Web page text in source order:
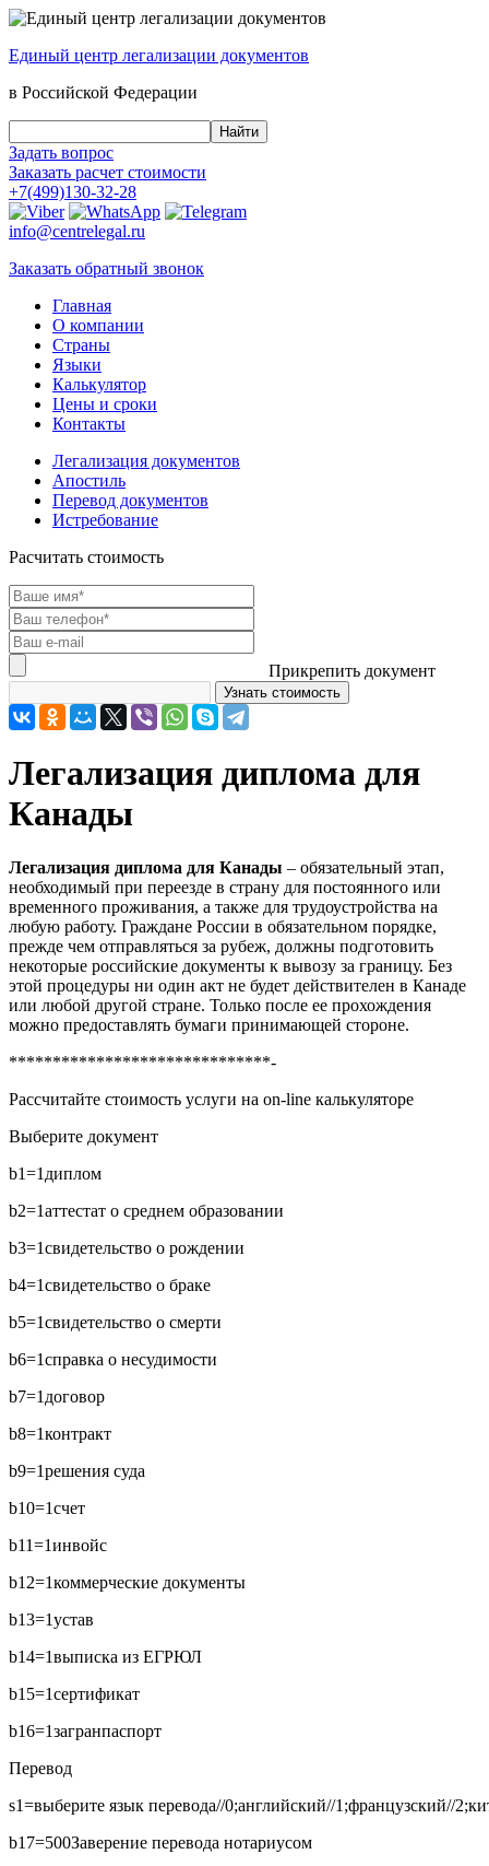
Единый центр легализации документов
в Российской Федерации
Задать вопрос
Заказать расчет стоимости
+7(499)130-32-28
info@centrelegal.ru
Заказать обратный звонок
Главная
О компании
Страны
Языки
Калькулятор
Цены и сроки
Контакты
Легализация документов
Апостиль
Перевод документов
Истребование
Расчитать стоимость
Прикрепить документ
Легализация диплома для
Канады
Легализация диплома для Канады – обязательный этап,
необходимый при переезде в страну для постоянного или
временного проживания, а также для трудоустройства на
любую работу. Граждане России в обязательном порядке,
прежде чем отправляться за рубеж, должны подготовить
некоторые российские документы к вывозу за границу. Без
этой процедуры ни один акт не будет действителен в Канаде
или любой другой стране. Только после ее прохождения
можно предоставлять бумаги принимающей стороне.
******************************-
Рассчитайте стоимость услуги на on-line калькуляторе
Выберите документ
b1=1 диплом
b2=1аттестат о среднем образовании
b3=1свидетельство о рождении
b4=1свидетельство о браке
b5=1свидетельство о смерти
b6=1справка о несудимости
b7=1 договор
b8=1контракт
b9=1решения суда
b10=1счет
b11=1инвойс
b12=1коммерческие документы
b13=1устав
b14=1выписка из ЕГРЮЛ
b15=1сертификат
b16=1загранпаспорт
Перевод
s1=выберите язык перевода//0;английский//1;французский//
b17=500Заверение перевода нотариусом